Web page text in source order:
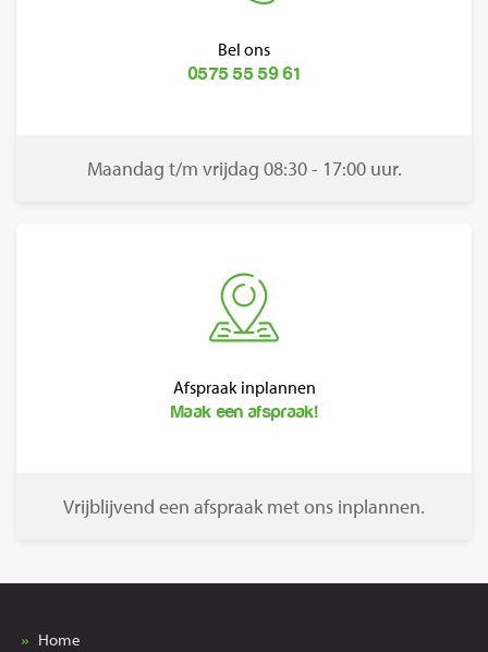
Bel ons
0575 55 59 61
Maandag t/m vrijdag 08:30 - 17:00 uur.
Afspraak inplannen
Maak een afspraak!
Vrijblijvend een afspraak met ons inplannen.
Home